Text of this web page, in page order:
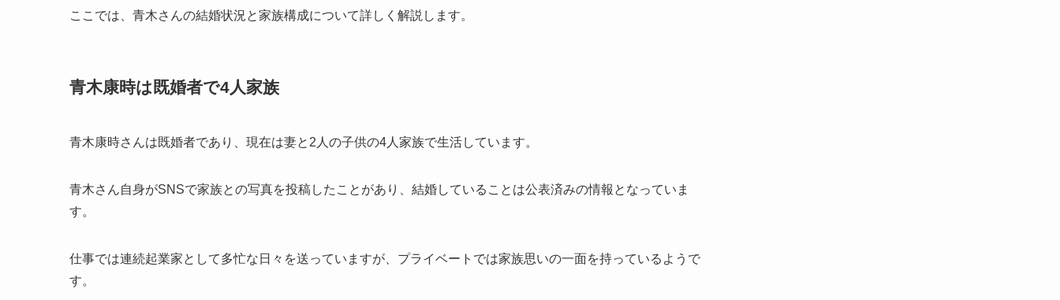
ここでは、青木さんの結婚状況と家族構成について詳しく解説します。
青木康時は既婚者で4人家族
青木康時さんは既婚者であり、現在は妻と2人の子供の4人家族で生活しています。
青木さん自身がSNSで家族との写真を投稿したことがあり、結婚していることは公表済みの情報となっていま
す。
仕事では連続起業家として多忙な日々を送っていますが、プライベートでは家族思いの一面を持っているようで
す。